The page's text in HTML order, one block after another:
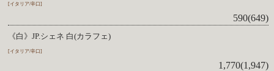
[イタリア/辛口]
590(649)
《白》JP.シェネ 白(カラフェ)
[イタリア/辛口]
1,770(1,947)